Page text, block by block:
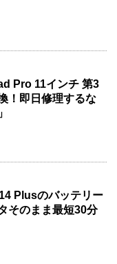
Pro 11インチ 第3
！即日修理するな
Plusのバッテリー
そのまま最短30分